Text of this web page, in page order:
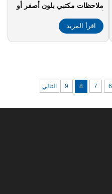
ملاحظات مكتبي بلون أصفر أو
اقرأ المزيد
6
7
8
9 التالي